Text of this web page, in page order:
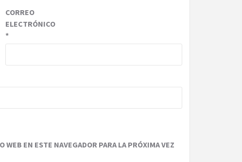
CORREO
ELECTRÓNICO
*
EN ESTE NAVEGADOR PARA LA PRÓXIMA VEZ